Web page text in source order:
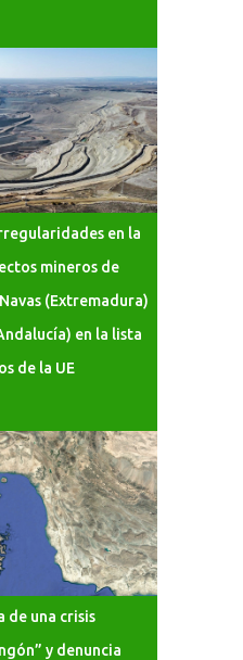
en la
mineros de
(Extremadura)
en la lista
de la UE
una crisis
y denuncia